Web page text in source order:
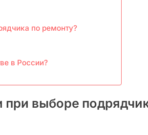
по ремонту?
в России?
выборе